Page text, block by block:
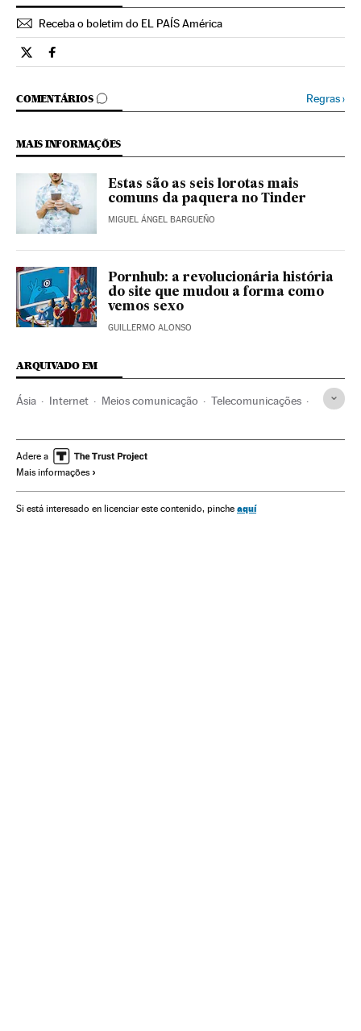
Receba o boletim do EL PAÍS América
Tecnologia El País Brasil en Twitter
Tecnologia El País Brasil en Facebook
COMENTÁRIOS
COMENTÁRIOS Regras›
MAIS INFORMAÇÕES
Estas são as seis lorotas mais
comuns da paquera no Tinder
MIGUEL ÁNGEL BARGUEÑO
Pornhub: a revolucionária história
do site que mudou a forma como
vemos sexo
GUILLERMO ALONSO
ARQUIVADO EM
Ásia Internet Meios comunicação Telecomunicações
Liberdade expressão Suportes audiovisuais
Audiovisuais
Ásia oriental Apps Redes sociais TikTok
Adere a
Mais informações
Si está interesado en licenciar este contenido, pinche aquí